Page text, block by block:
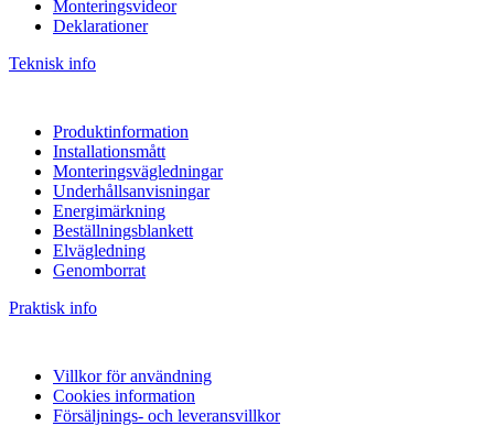
Monteringsvideor
Deklarationer
Teknisk info
Produktinformation
Installationsmått
Monteringsvägledningar
Underhållsanvisningar
Energimärkning
Beställningsblankett
Elvägledning
Genomborrat
Praktisk info
Villkor för användning
Cookies information
Försäljnings- och leveransvillkor